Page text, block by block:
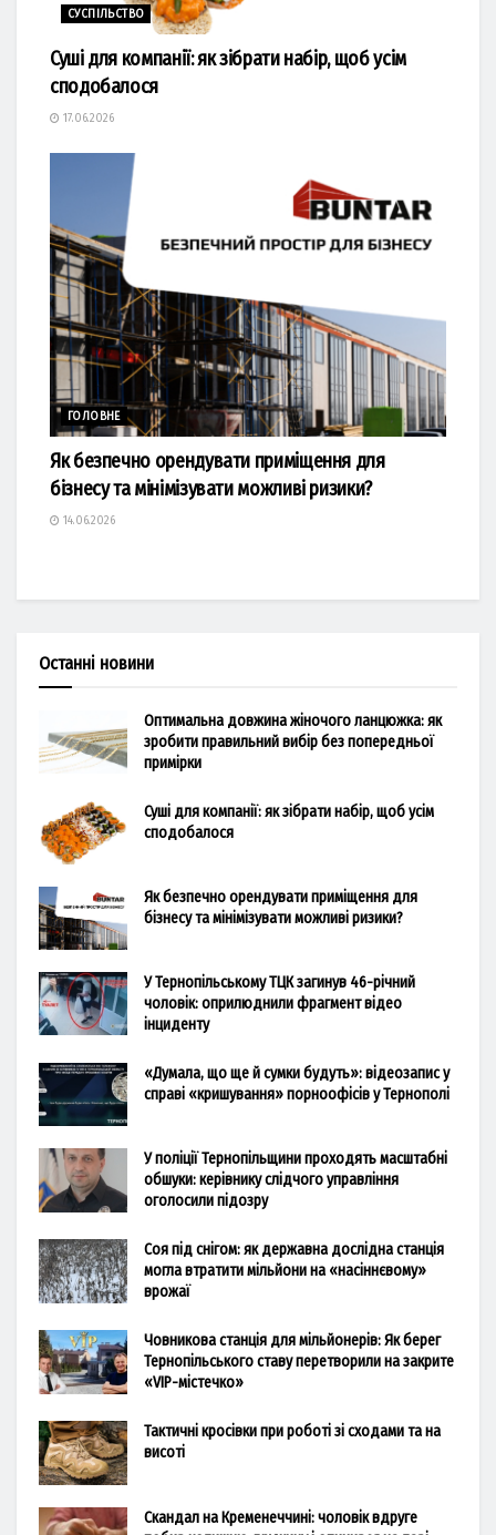
СУСПІЛЬСТВО
Суші для компанії: як зібрати набір, щоб усім
сподобалося
17.06.2026
ГОЛОВНЕ
Як безпечно орендувати приміщення для
бізнесу та мінімізувати можливі ризики?
14.06.2026
Останні новини
Оптимальна довжина жіночого ланцюжка: як
зробити правильний вибір без попередньої
примірки
Суші для компанії: як зібрати набір, щоб усім
сподобалося
Як безпечно орендувати приміщення для
бізнесу та мінімізувати можливі ризики?
У Тернопільському ТЦК загинув 46-річний
чоловік: оприлюднили фрагмент відео
інциденту
«Думала, що ще й сумки будуть»: відеозапис у
справі «кришування» порноофісів у Тернополі
У поліції Тернопільщини проходять масштабні
обшуки: керівнику слідчого управління
оголосили підозру
Соя під снігом: як державна дослідна станція
могла втратити мільйони на «насіннєвому»
врожаї
Човникова станція для мільйонерів: Як берег
Тернопільського ставу перетворили на закрите
«VIP-містечко»
Тактичні кросівки при роботі зі сходами та на
висоті
Скандал на Кременеччині: чоловік вдруге